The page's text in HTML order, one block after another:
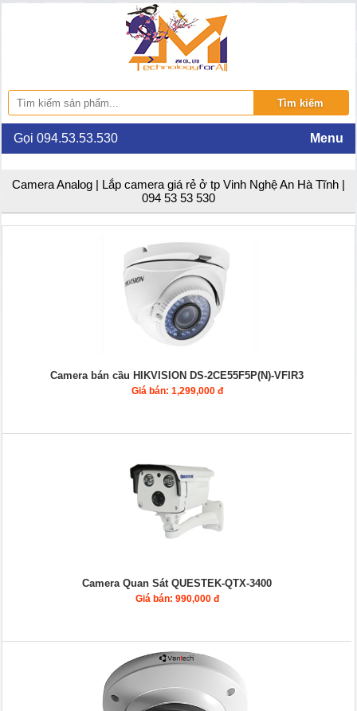
Gọi 094.53.53.530 Menu
Camera Analog | Lắp camera giá rẻ ở tp Vinh Nghệ An Hà Tĩnh |
094 53 53 530
Camera bán cầu HIKVISION DS-2CE55F5P(N)-VFIR3
Giá bán: 1,299,000 đ
Camera Quan Sát QUESTEK-QTX-3400
Giá bán: 990,000 đ